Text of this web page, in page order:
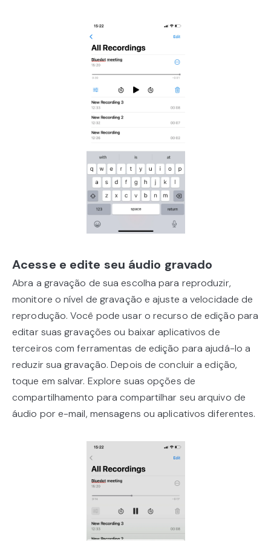
Acesse e edite seu áudio gravado
Abra a gravação de sua escolha para reproduzir,
monitore o nível de gravação e ajuste a velocidade de
reprodução. Você pode usar o recurso de edição para
editar suas gravações ou baixar aplicativos de
terceiros com ferramentas de edição para ajudá-lo a
reduzir sua gravação. Depois de concluir a edição,
toque em salvar. Explore suas opções de
compartilhamento para compartilhar seu arquivo de
áudio por e-mail, mensagens ou aplicativos diferentes.